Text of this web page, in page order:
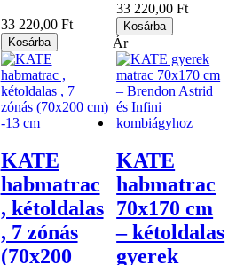
33 220,00 Ft
Kosárba
33 220,00 Ft
Kosárba
KATE
habmatrac
, kétoldalas
, 7 zónás
(70x200
KATE
habmatrac
70x170 cm
– kétoldalas
gyerek
Ár